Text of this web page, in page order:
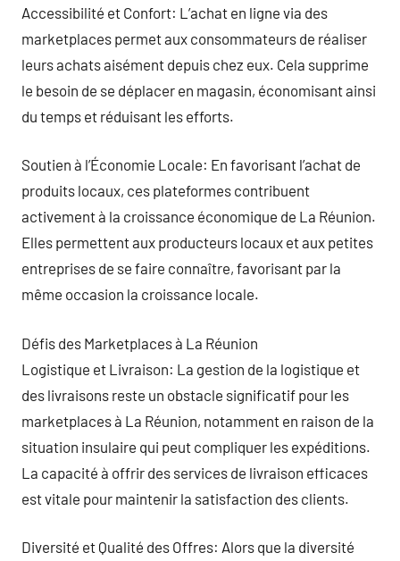
Accessibilité et Confort: L’achat en ligne via des
marketplaces permet aux consommateurs de réaliser
leurs achats aisément depuis chez eux. Cela supprime
le besoin de se déplacer en magasin, économisant ainsi
du temps et réduisant les efforts.
Soutien à l’Économie Locale: En favorisant l’achat de
produits locaux, ces plateformes contribuent
activement à la croissance économique de La Réunion.
Elles permettent aux producteurs locaux et aux petites
entreprises de se faire connaître, favorisant par la
même occasion la croissance locale.
Défis des Marketplaces à La Réunion
Logistique et Livraison: La gestion de la logistique et
des livraisons reste un obstacle significatif pour les
marketplaces à La Réunion, notamment en raison de la
situation insulaire qui peut compliquer les expéditions.
La capacité à offrir des services de livraison efficaces
est vitale pour maintenir la satisfaction des clients.
Diversité et Qualité des Offres: Alors que la diversité